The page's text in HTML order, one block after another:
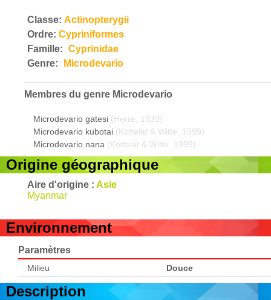
Classe: Actinopterygii
Ordre: Cypriniformes
Famille: Cyprinidae
Genre:
Microdevario
Membres du genre Microdevario
Microdevario gatesi (Herre, 1939)
Microdevario kubotai (Kottelat & Witte, 1999)
Microdevario nana (Kottelat & Witte, 1999)
Origine géographique
Aire d'origine : Asie
Myanmar
Environnement
Paramètres
Milieu Douce
Description